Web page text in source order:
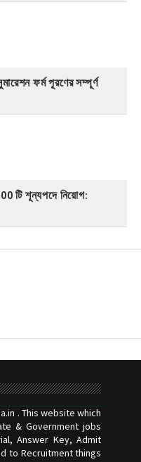
ফর্ম পূরণের সম্পূর্ণ
টি শূন্যপদে নিয়োগ:
. This website which
& Government jobs
Answer Key, Admit
to Recruitment things